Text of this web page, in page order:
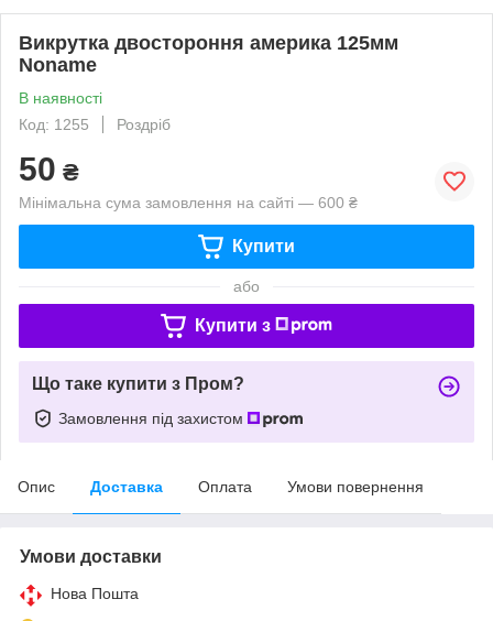
Викрутка двостороння америка 125мм
Noname
В наявності
Код: 1255
Роздріб
50 ₴
Мінімальна сума замовлення на сайті — 600 ₴
Купити
або
Купити з
Що таке купити з Пром?
Замовлення під захистом
Опис Доставка Оплата Умови повернення
Умови доставки
Нова Пошта